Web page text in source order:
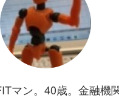
マン。40歳。金融機